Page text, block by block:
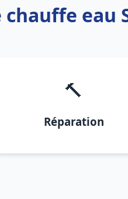
eau
🔨
Réparation